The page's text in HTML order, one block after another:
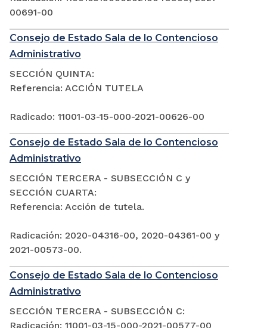
00691-00
Consejo de Estado Sala de lo Contencioso
Administrativo
SECCIÓN QUINTA:
Referencia: ACCIÓN TUTELA
Radicado: 11001-03-15-000-2021-00626-00
Consejo de Estado Sala de lo Contencioso
Administrativo
SECCIÓN TERCERA - SUBSECCIÓN C y
SECCIÓN CUARTA:
Referencia: Acción de tutela.
Radicación: 2020-04316-00, 2020-04361-00 y
2021-00573-00.
Consejo de Estado Sala de lo Contencioso
Administrativo
SECCIÓN TERCERA - SUBSECCIÓN C:
Radicación: 11001-03-15-000-2021-00577-00